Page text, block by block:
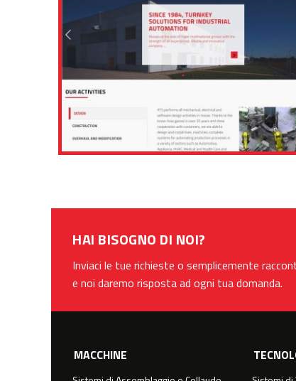
HAI BISOGNO DI NOI?
Inviaci le tue richieste o semplicemente
e noi daremo risposta ad ogni tua domanda.
MACCHINE